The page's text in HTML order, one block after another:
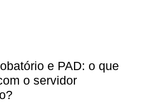
e PAD: o que
o servidor